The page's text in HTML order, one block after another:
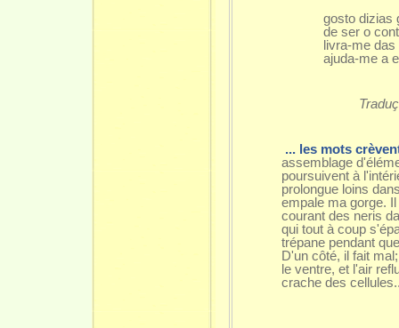
gosto dizias
de ser o
livra-me
ajuda-me a
Tradução
... les mots
assemblage
poursuivent à
prolongue loins
empale ma gorge.
courant des neris
qui tout à coup
trépane pendant
D'un côté, il fait
le ventre, et l'air
crache des